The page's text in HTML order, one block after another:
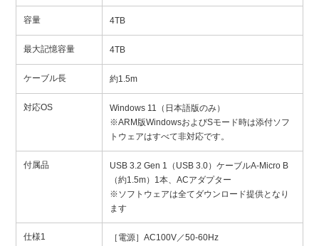
容量 4TB
最大記憶容量 4TB
ケーブル長 約1.5m
対応OS
Windows 11（日本語版のみ）
※ARM版WindowsおよびSモード時は添付ソフ
トウェアはすべて非対応です。
付属品
USB 3.2 Gen 1（USB 3.0）ケーブルA-Micro B
（約1.5m）1本、ACアダプター
※ソフトウェアは全てダウンロード提供となり
ます
仕様1
［電源］AC100V／50-60Hz